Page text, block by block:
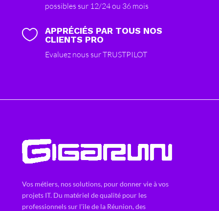
possibles sur 12/24 ou 36 mois

APPRÉCIÉS PAR TOUS NOS
CLIENTS PRO
Evaluez nous sur TRUSTPILOT
Vos métiers, nos solutions, pour donner vie à vos
projets IT. Du matériel de qualité pour les
professionnels sur l'ile de la Réunion, des